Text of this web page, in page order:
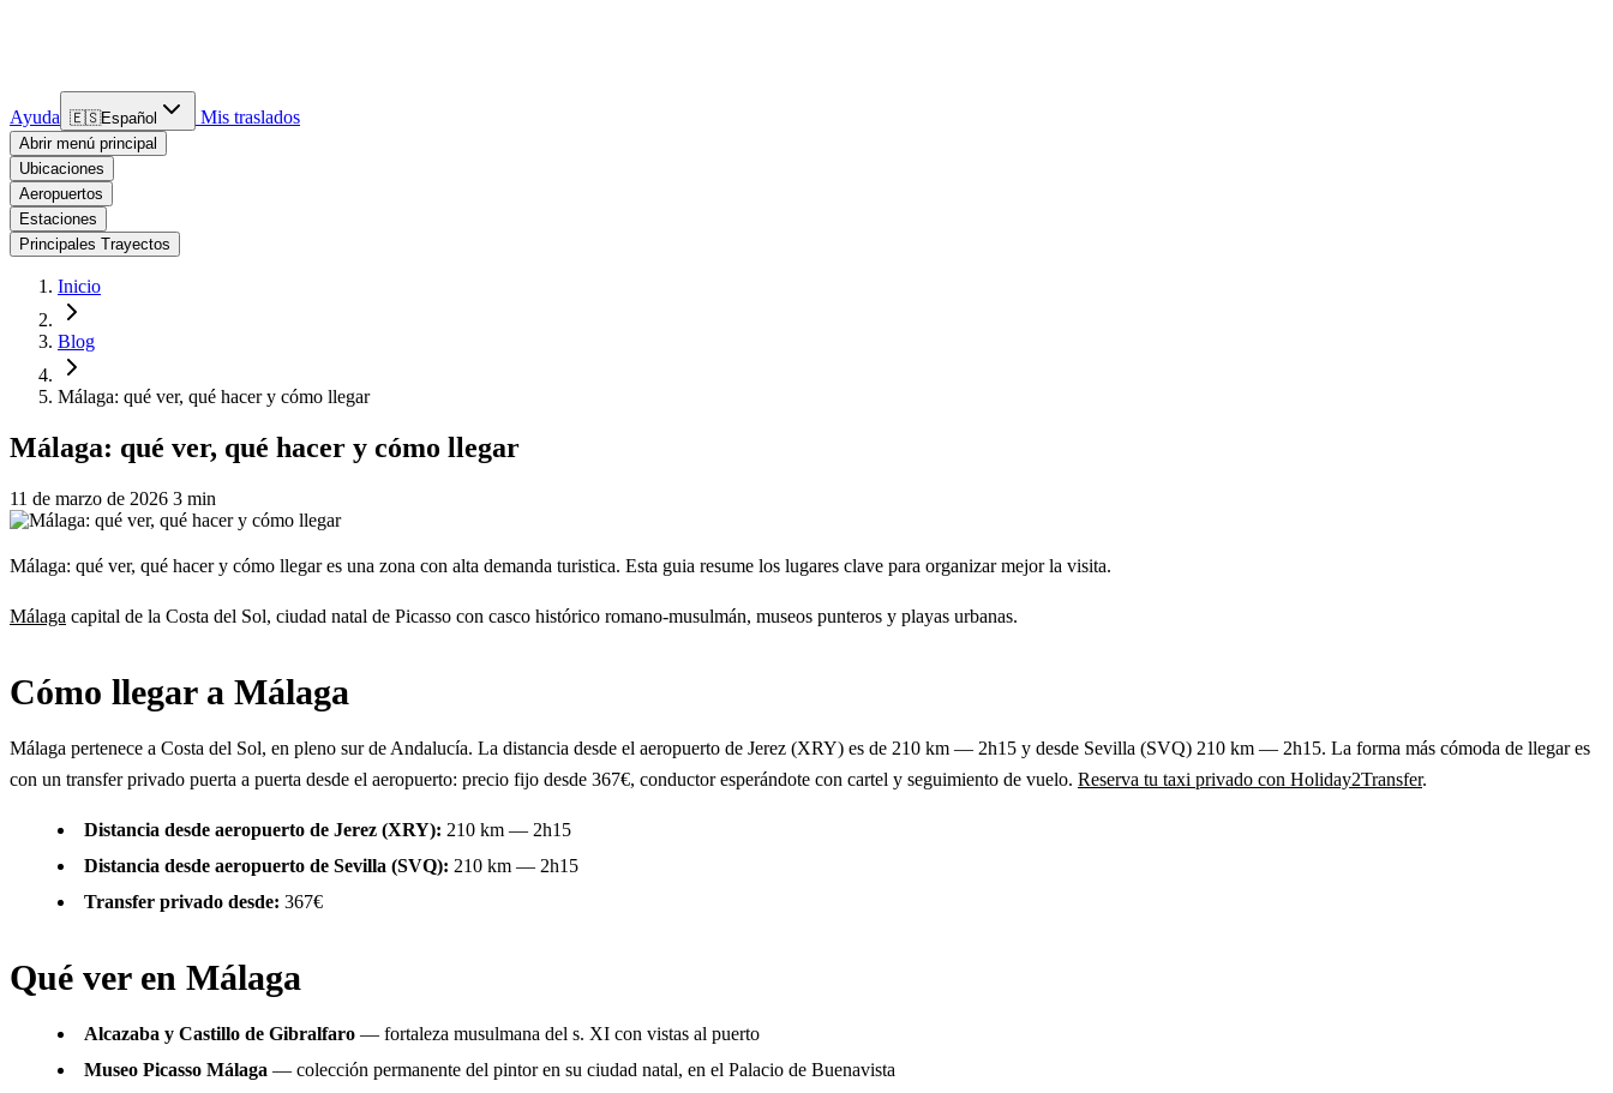
Ayuda 🇪🇸Español Mis traslados
Abrir menú principal
Ubicaciones
Aeropuertos
Estaciones
Principales Trayectos
Inicio
Blog
Málaga: qué ver, qué hacer y cómo llegar
Málaga: qué ver, qué hacer y cómo llegar
11 de marzo de 2026 3 min
Málaga: qué ver, qué hacer y cómo llegar es una zona con alta demanda turistica. Esta guia resume los lugares clave para organizar mejor la visita.
Málaga capital de la Costa del Sol, ciudad natal de Picasso con casco histórico romano-musulmán, museos punteros y playas urbanas.
Cómo llegar a Málaga
Málaga pertenece a Costa del Sol, en pleno sur de Andalucía. La distancia desde el aeropuerto de Jerez (XRY) es de 210 km — 2h15 y desde Sevilla (SVQ) 210 km — 2h15. La forma más cómoda de llegar es
con un transfer privado puerta a puerta desde el aeropuerto: precio fijo desde 367€, conductor esperándote con cartel y seguimiento de vuelo. Reserva tu taxi privado con Holiday2Transfer.
Distancia desde aeropuerto de Jerez (XRY): 210 km — 2h15
Distancia desde aeropuerto de Sevilla (SVQ): 210 km — 2h15
Transfer privado desde: 367€
Qué ver en Málaga
Alcazaba y Castillo de Gibralfaro — fortaleza musulmana del s. XI con vistas al puerto
Museo Picasso Málaga — colección permanente del pintor en su ciudad natal, en el Palacio de Buenavista